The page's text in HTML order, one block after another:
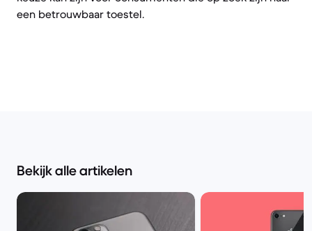
een betrouwbaar toestel.
Bekijk alle artikelen